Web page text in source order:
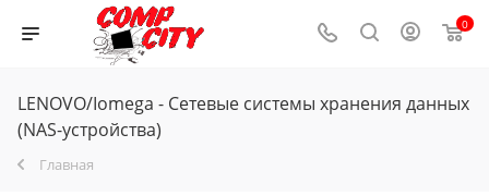
0
LENOVO/Iomega - Сетевые системы хранения данных
(NAS-устройства)
Главная